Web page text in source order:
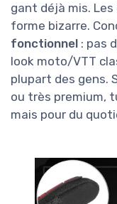
gant déjà mis.
forme bizarre.
fonctionnel : pas
look moto/VTT
plupart des gens.
ou très premium,
mais pour du